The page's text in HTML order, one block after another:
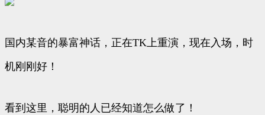
国内某音的暴富神话，正在TK上重演，现在入场，时
机刚刚好！
看到这里，聪明的人已经知道怎么做了！